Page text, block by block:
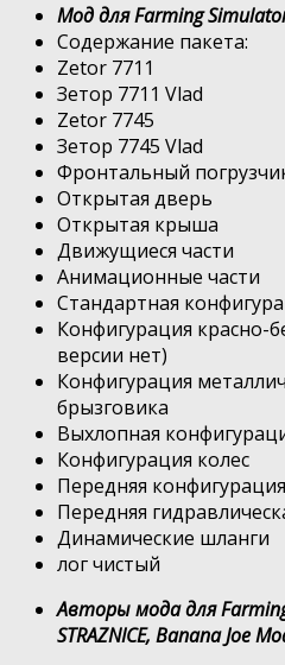
Мод для Farming
Содержание пакета:
Zetor 7711
Зетор 7711 Vlad
Zetor 7745
Зетор 7745 Vlad
Фронтальный
Открытая дверь
Открытая крыша
Движущиеся части
Анимационные части
Стандартная
Конфигурация красно-
версии нет)
Конфигурация
брызговика
Выхлопная
Конфигурация колес
Передняя конфигурация
Передняя
Динамические шланги
лог чистый
Авторы мода для
STRAZNICE, Banana Joe